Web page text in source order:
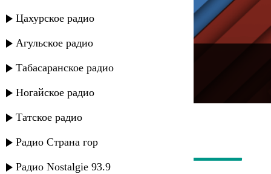
Цахурское радио
Агульское радио
Табасаранское радио
Ногайское радио
Татское радио
Радио Страна гор
Радио Nostalgie 93.9
---
Русское радио